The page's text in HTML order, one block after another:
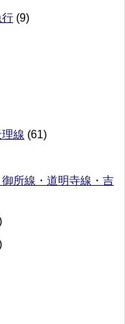
行 (9)
線 (61)
所線・道明寺線・吉